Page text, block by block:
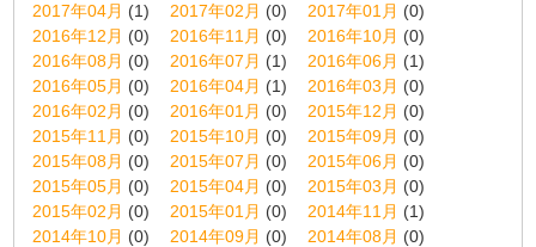
2017年04月 (1) 2017年02月 (0) 2017年01月 (0)
2016年12月 (0) 2016年11月 (0) 2016年10月 (0)
2016年08月 (0) 2016年07月 (1) 2016年06月 (1)
2016年05月 (0) 2016年04月 (1) 2016年03月 (0)
2016年02月 (0) 2016年01月 (0) 2015年12月 (0)
2015年11月 (0) 2015年10月 (0) 2015年09月 (0)
2015年08月 (0) 2015年07月 (0) 2015年06月 (0)
2015年05月 (0) 2015年04月 (0) 2015年03月 (0)
2015年02月 (0) 2015年01月 (0) 2014年11月 (1)
2014年10月 (0) 2014年09月 (0) 2014年08月 (0)